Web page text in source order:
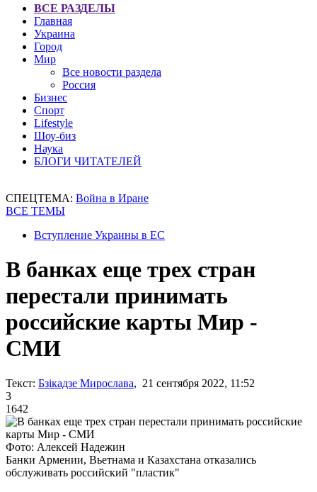
ВСЕ РАЗДЕЛЫ
Главная
Украина
Город
Мир
Все новости раздела
Россия
Бизнес
Спорт
Lifestyle
Шоу-биз
Наука
БЛОГИ ЧИТАТЕЛЕЙ
СПЕЦТЕМА: Война в Иране
ВСЕ ТЕМЫ
Вступление Украины в ЕС
В банках еще трех стран
перестали принимать
российские карты Мир -
СМИ
Текст: Бзікадзе Мирослава, 21 сентября 2022, 11:52
3
1642
Фото: Алексей Надежин
Банки Армении, Вьетнама и Казахстана отказались
обслуживать российский "пластик"